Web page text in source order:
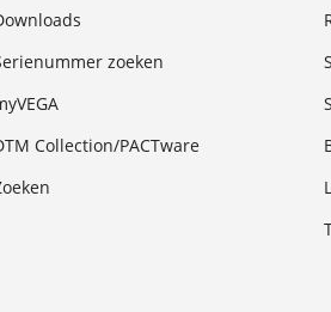
zoeken
Collection/PACTware